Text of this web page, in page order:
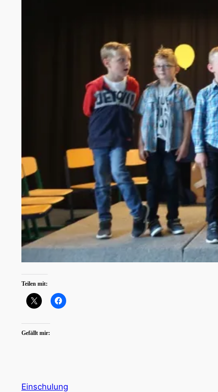
Teilen mit:
Gefällt mir:
Einschulung